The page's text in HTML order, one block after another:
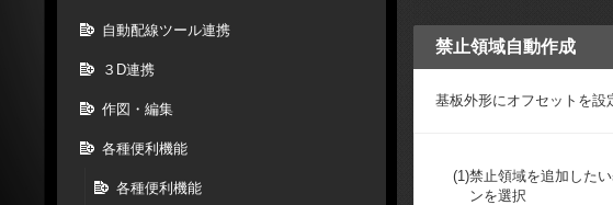
自動配線ツール連携
３D連携
作図・編集
各種便利機能
各種便利機能
禁止領域自動作成
基板外形にオフセットを設
(1)禁止領域を追加した
ンを選択